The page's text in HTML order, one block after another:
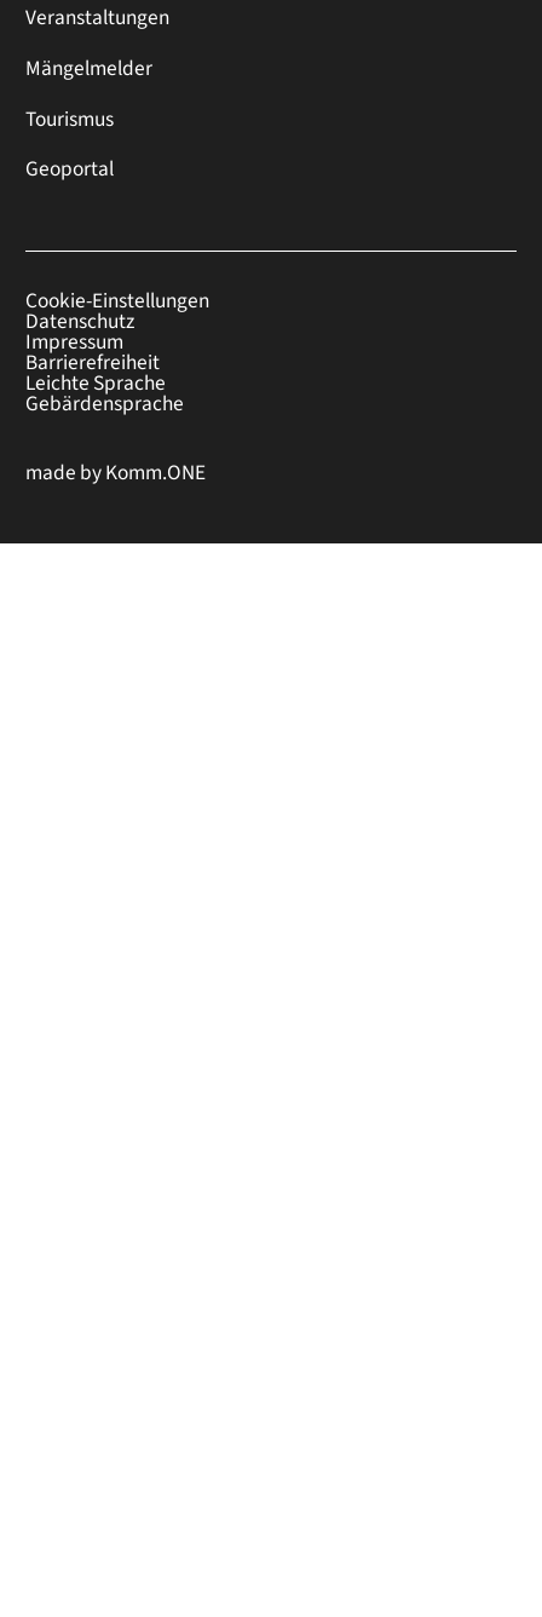
Veranstaltungen
Mängelmelder
Tourismus
Geoportal
Cookie-Einstellungen
Datenschutz
Impressum
Barrierefreiheit
Leichte Sprache
Gebärdensprache
made byKomm.ONE